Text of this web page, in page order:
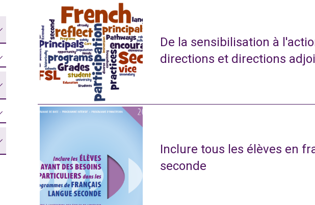
De la sensibilisation à
directions et directions
Inclure tous les élèves en
seconde